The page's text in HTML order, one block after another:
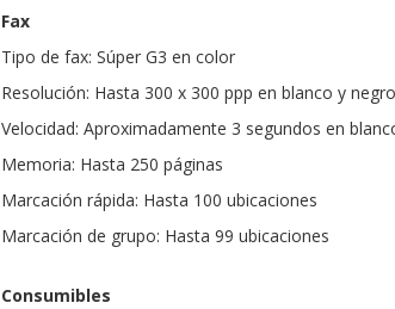
Fax
Tipo de fax: Súper G3 en color
Resolución: Hasta 300 x 300 ppp en blanco y
Velocidad: Aproximadamente 3 segundos en
Memoria: Hasta 250 páginas
Marcación rápida: Hasta 100 ubicaciones
Marcación de grupo: Hasta 99 ubicaciones
Consumibles